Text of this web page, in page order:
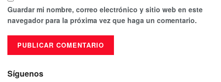
Guardar mi nombre, correo electrónico y sitio web en este
navegador para la próxima vez que haga un comentario.
Síguenos